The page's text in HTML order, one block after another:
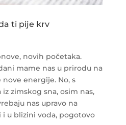
ti pije krv
novih početaka.
mame nas u prirodu na
energije. No, s
zimskog sna, osim nas,
nas upravo na
u blizini voda, pogotovo